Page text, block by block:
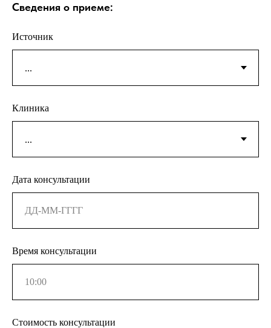
Сведения о приеме:
Источник
Клиника
Дата консультации
Время консультации
Стоимость консультации